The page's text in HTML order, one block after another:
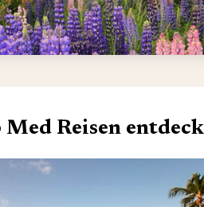
Reisen